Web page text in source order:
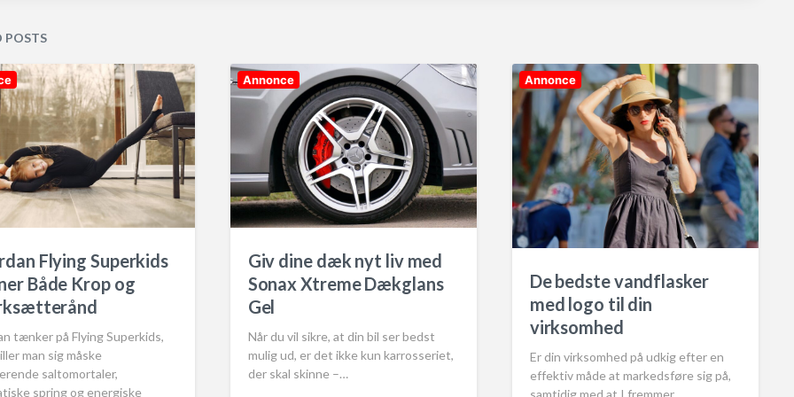
d
i
n
POSTS
Flying Superkids
Både Krop og
tænker på Flying Superkids,
man sig måske
saltomortaler,
spring og energiske
Annonce
Giv dine dæk nyt liv med
Sonax Xtreme Dækglans
Gel
Når du vil sikre, at din bil ser bedst
mulig ud, er det ikke kun karrosseriet,
der skal skinne –…
Annonce
De bedste vandflasker
med logo til din
virksomhed
Er din virksomhed på udkig efter en
effektiv måde at markedsføre sig på,